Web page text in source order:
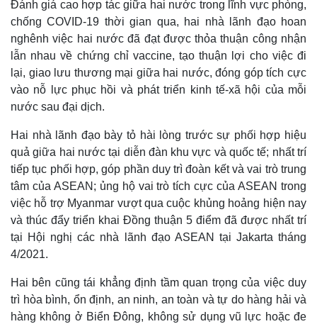
Đánh giá cao hợp tác giữa hai nước trong lĩnh vực phòng,
chống COVID-19 thời gian qua, hai nhà lãnh đạo hoan
nghênh việc hai nước đã đạt được thỏa thuận công nhận
lẫn nhau về chứng chỉ vaccine, tạo thuận lợi cho việc đi
lại, giao lưu thương mại giữa hai nước, đóng góp tích cực
vào nỗ lực phục hồi và phát triển kinh tế-xã hội của mỗi
nước sau đại dịch.
Hai nhà lãnh đạo bày tỏ hài lòng trước sự phối hợp hiệu
quả giữa hai nước tại diễn đàn khu vực và quốc tế; nhất trí
tiếp tục phối hợp, góp phần duy trì đoàn kết và vai trò trung
tâm của ASEAN; ủng hộ vai trò tích cực của ASEAN trong
việc hỗ trợ Myanmar vượt qua cuộc khủng hoảng hiện nay
và thúc đẩy triển khai Đồng thuận 5 điểm đã được nhất trí
tại Hội nghị các nhà lãnh đạo ASEAN tại Jakarta tháng
4/2021.
Hai bên cũng tái khẳng định tầm quan trọng của việc duy
trì hòa bình, ổn định, an ninh, an toàn và tự do hàng hải và
hàng không ở Biển Đông, không sử dụng vũ lực hoặc đe